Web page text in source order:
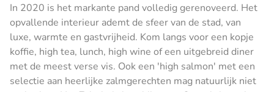
In 2020 is het markante pand volledig gerenoveerd. Het
opvallende interieur ademt de sfeer van de stad, van
luxe, warmte en gastvrijheid. Kom langs voor een kopje
koffie, high tea, lunch, high wine of een uitgebreid diner
met de meest verse vis. Ook een 'high salmon' met een
selectie aan heerlijke zalmgerechten mag natuurlijk niet